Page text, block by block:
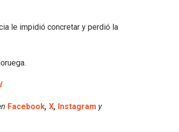
le impidió concretar y perdió la
Facebook, X, Instagram y